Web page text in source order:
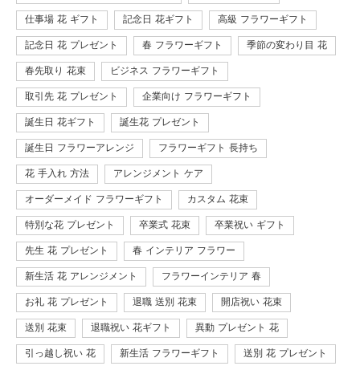
仕事場 花 ギフト 記念日 花ギフト 高級 フラワーギフト
記念日 花 プレゼント 春 フラワーギフト 季節の変わり目 花
春先取り 花束 ビジネス フラワーギフト
取引先 花 プレゼント 企業向け フラワーギフト
誕生日 花ギフト 誕生花 プレゼント
誕生日 フラワーアレンジ フラワーギフト 長持ち
花 手入れ 方法 アレンジメント ケア
オーダーメイド フラワーギフト カスタム 花束
特別な花 プレゼント 卒業式 花束 卒業祝い ギフト
先生 花 プレゼント 春 インテリア フラワー
新生活 花 アレンジメント フラワーインテリア 春
お礼 花 プレゼント 退職 送別 花束 開店祝い 花束
送別 花束 退職祝い 花ギフト 異動 プレゼント 花
引っ越し祝い 花 新生活 フラワーギフト 送別 花 プレゼント